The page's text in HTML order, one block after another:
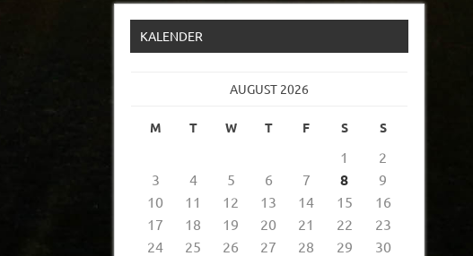
KALENDER
AUGUST 2026
M T W T F S S
1
2
3
4 5 6 7 8
9
10
11 12 13 14 15
16
17
18 19 20 21 22
23
24
25 26 27 28 29 30